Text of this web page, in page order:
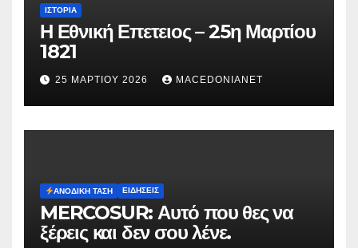
ΙΣΤΟΡΊΑ
Η Εθνική Επετειος – 25η Μαρτίου
1821
25 ΜΑΡΤΊΟΥ 2026 MACEDONIANET
ΑΝΟΔΙΚΉ ΤΆΣΗ ΕΙΔΉΣΕΙΣ
MERCOSUR: Αυτό που θες να
ξέρεις και δεν σου λένε.